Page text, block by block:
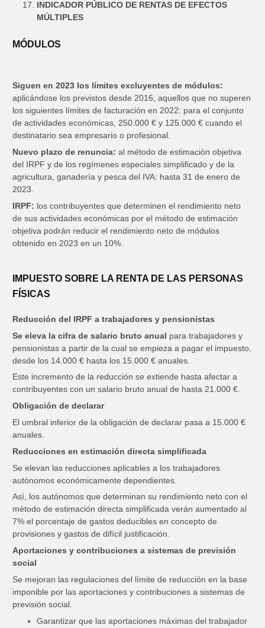
INDICADOR PÚBLICO DE RENTAS DE EFECTOS
MÚLTIPLES
MÓDULOS
Siguen en 2023 los límites excluyentes de módulos:
aplicándose los previstos desde 2016, aquellos que no superen
los siguientes límites de facturación en 2022: para el conjunto
de actividades económicas, 250.000 € y 125.000 € cuando el
destinatario sea empresario o profesional.
Nuevo plazo de renuncia: al método de estimación objetiva
del IRPF y de los regímenes especiales simplificado y de la
agricultura, ganadería y pesca del IVA: hasta 31 de enero de
2023.
IRPF: los contribuyentes que determinen el rendimiento neto
de sus actividades económicas por el método de estimación
objetiva podrán reducir el rendimiento neto de módulos
obtenido en 2023 en un 10%.
IMPUESTO SOBRE LA RENTA DE LAS PERSONAS
FÍSICAS
Reducción del IRPF a trabajadores y pensionistas
Se eleva la cifra de salario bruto anual para trabajadores y
pensionistas a partir de la cual se empieza a pagar el impuesto,
desde los 14.000 € hasta los 15.000 € anuales.
Este incremento de la reducción se extiende hasta afectar a
contribuyentes con un salario bruto anual de hasta 21.000 €.
Obligación de declarar
El umbral inferior de la obligación de declarar pasa a 15.000 €
anuales.
Reducciones en estimación directa simplificada
Se elevan las reducciones aplicables a los trabajadores
autónomos económicamente dependientes.
Así, los autónomos que determinan su rendimiento neto con el
método de estimación directa simplificada verán aumentado al
7% el porcentaje de gastos deducibles en concepto de
provisiones y gastos de difícil justificación.
Aportaciones y contribuciones a sistemas de previsión
social
Se mejoran las regulaciones del límite de reducción en la base
imponible por las aportaciones y contribuciones a sistemas de
previsión social.
Garantizar que las aportaciones máximas del trabajador